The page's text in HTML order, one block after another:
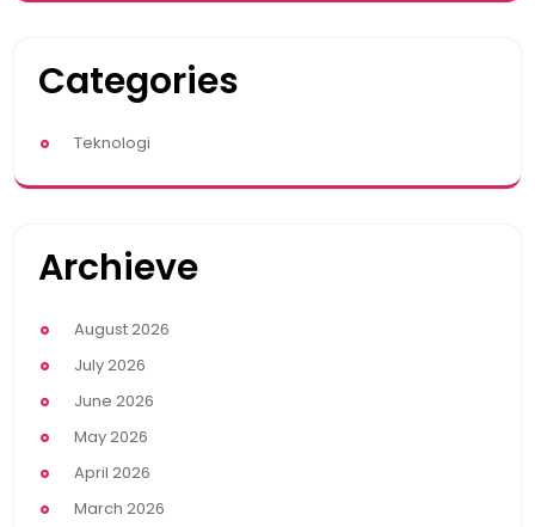
Categories
Teknologi
Archieve
August 2026
July 2026
June 2026
May 2026
April 2026
March 2026